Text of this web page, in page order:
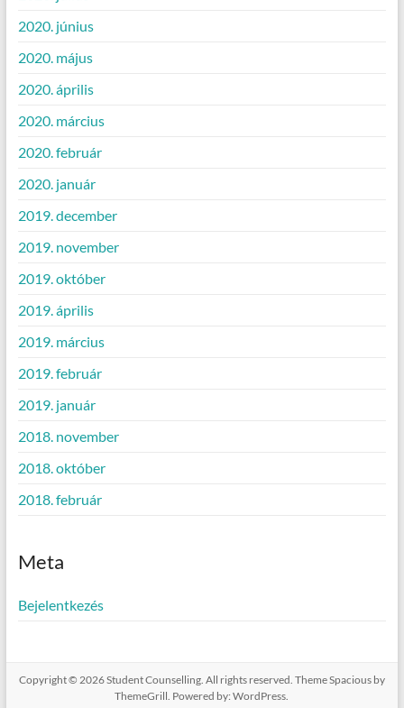
2020. június
2020. május
2020. április
2020. március
2020. február
2020. január
2019. december
2019. november
2019. október
2019. április
2019. március
2019. február
2019. január
2018. november
2018. október
2018. február
Meta
Bejelentkezés
Copyright © 2026Student Counselling. All rights reserved. ThemeSpaciousby
ThemeGrill. Powered by:WordPress